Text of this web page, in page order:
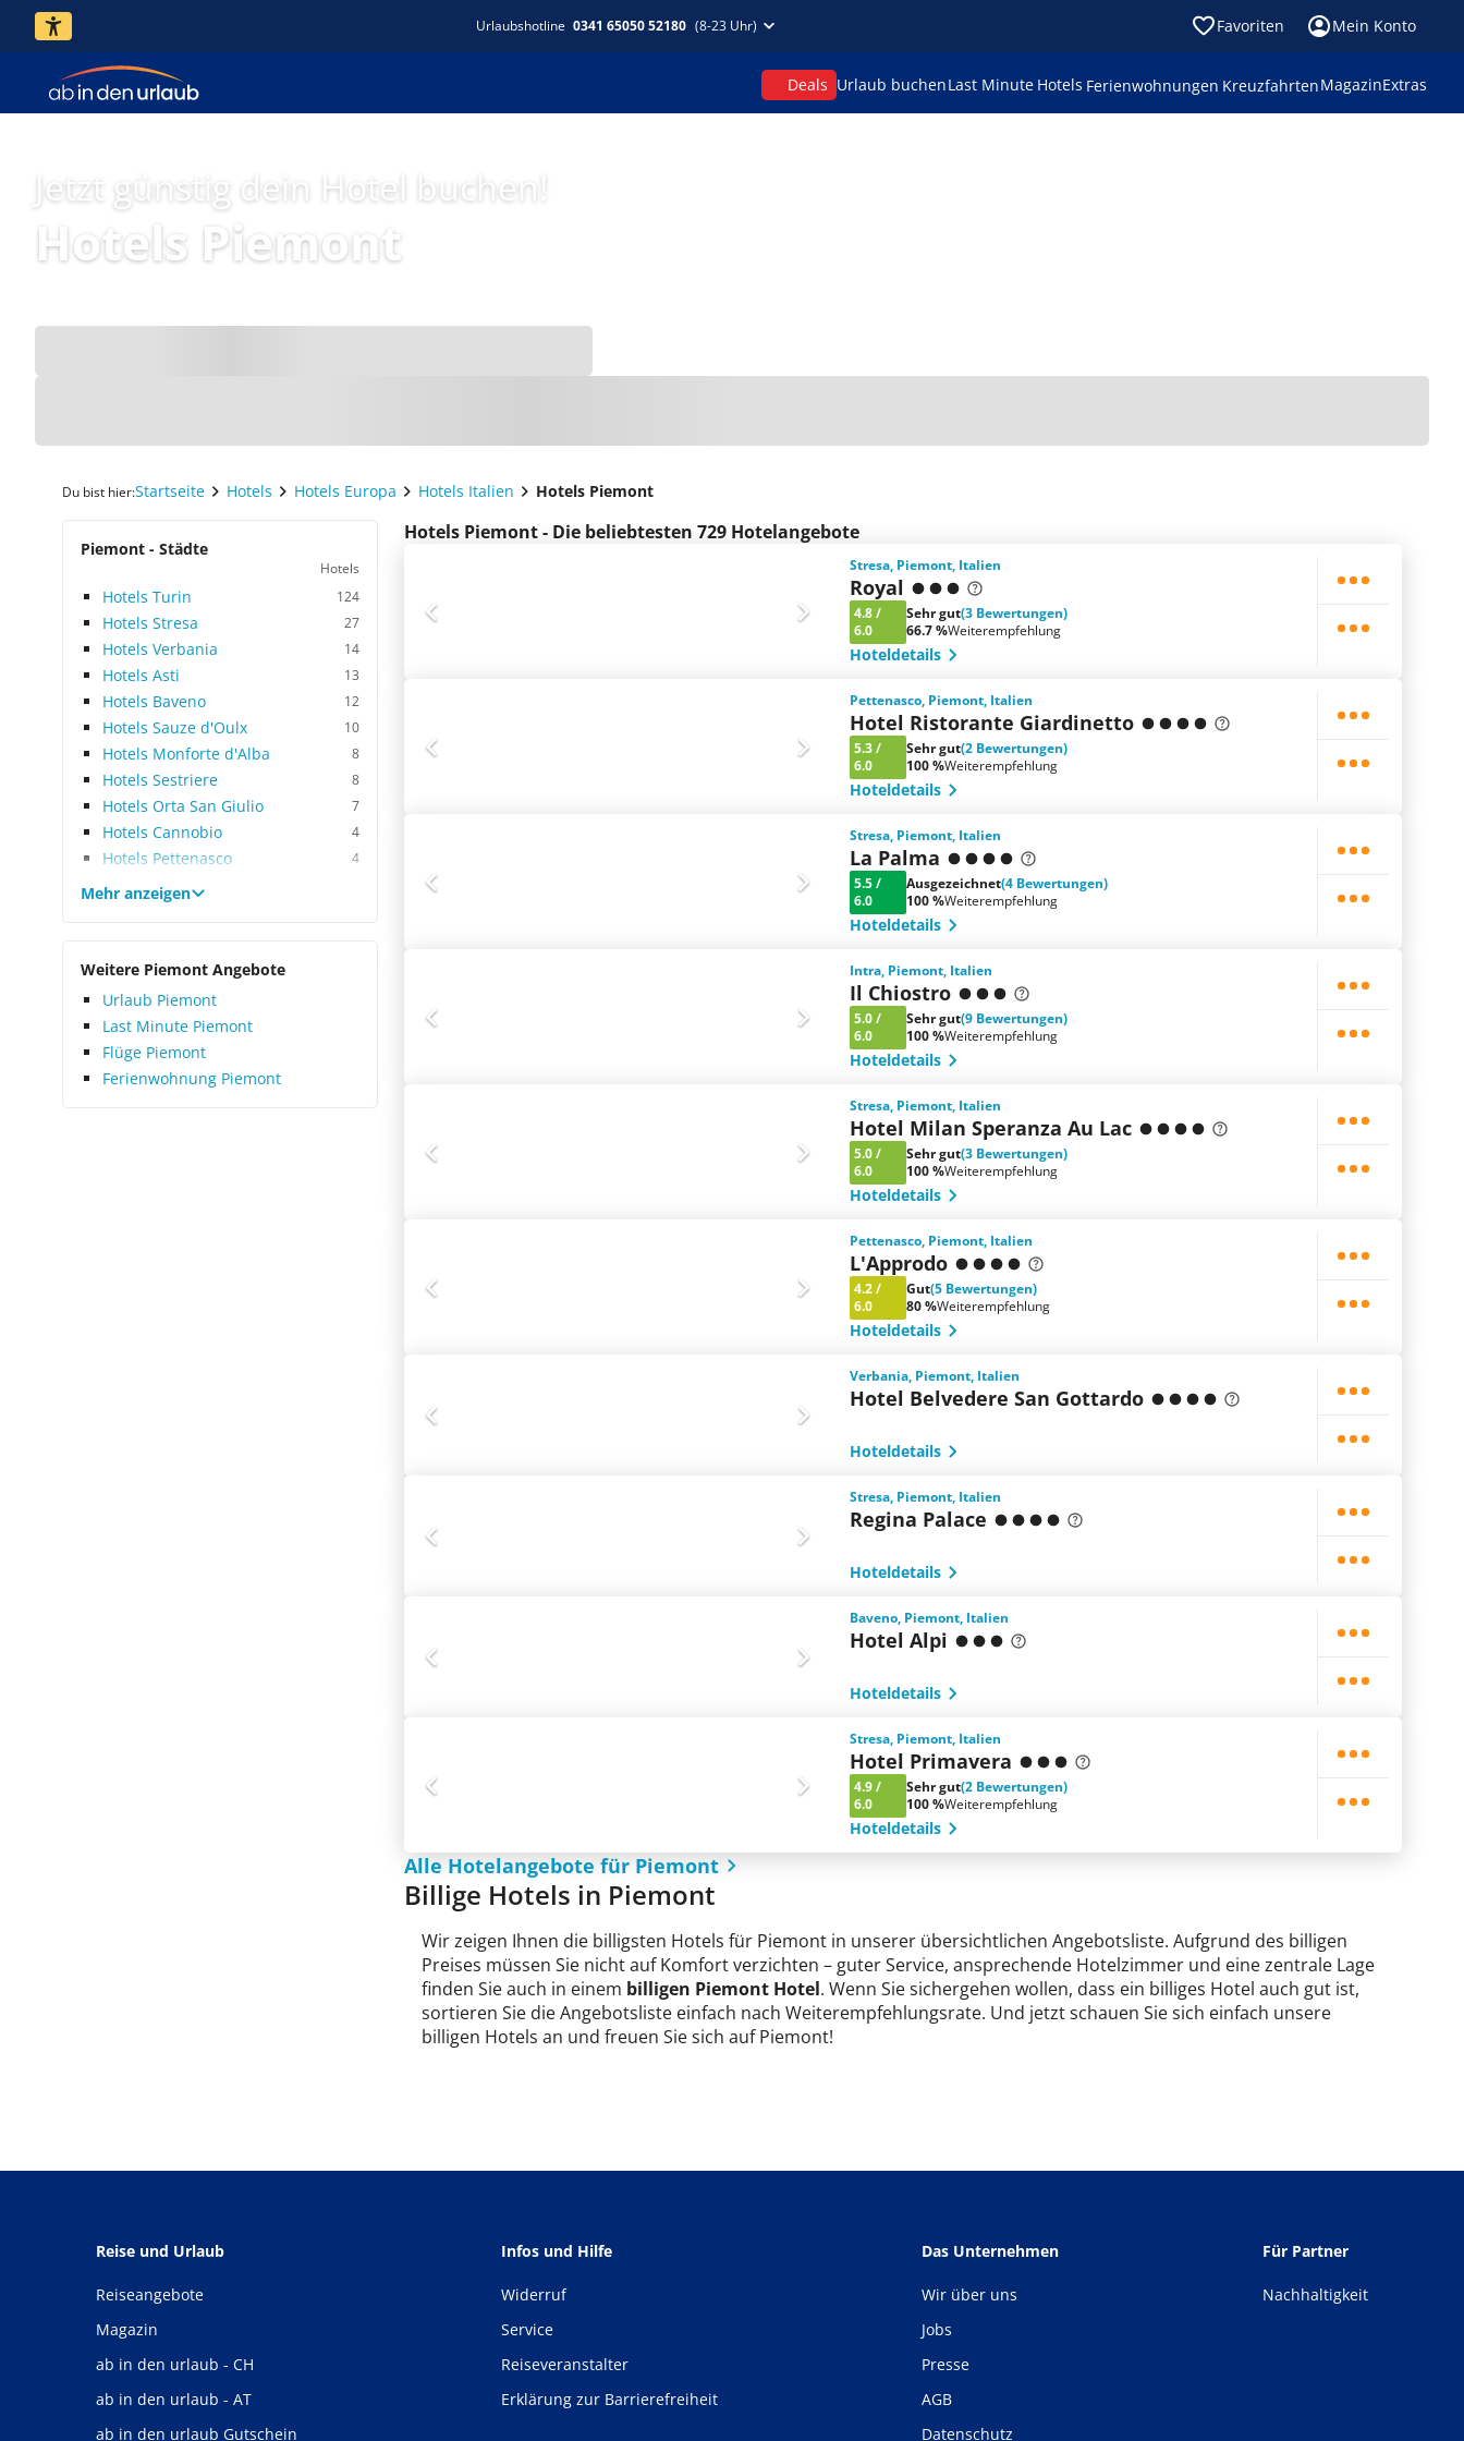
Urlaubshotline 0341 65050 52180 (8-23 Uhr) Favoriten Mein Konto
Deals Urlaub buchenLast Minute Hotels Ferienwohnungen KreuzfahrtenMagazinExtras
Jetzt günstig dein Hotel buchen!
Hotels Piemont
Du bist hier:Startseite Hotels Hotels Europa Hotels Italien Hotels Piemont
Piemont - Städte
Hotels
Hotels Turin 124
Hotels Stresa 27
Hotels Verbania 14
Hotels Asti 13
Hotels Baveno 12
Hotels Sauze d'Oulx 10
Hotels Monforte d'Alba 8
Hotels Sestriere 8
Hotels Orta San Giulio 7
Hotels Cannobio 4
Hotels Pettenasco 4
Mehr anzeigen
Weitere Piemont Angebote
Urlaub Piemont
Last Minute Piemont
Flüge Piemont
Ferienwohnung Piemont
Hotels Piemont - Die beliebtesten 729 Hotelangebote
Stresa, Piemont, Italien
Royal
4.8/
6.0
Sehr gut(3 Bewertungen)
66.7 %Weiterempfehlung
Hoteldetails
Pettenasco, Piemont, Italien
Hotel Ristorante Giardinetto
5.3/
6.0
Sehr gut(2 Bewertungen)
100 %Weiterempfehlung
Hoteldetails
Stresa, Piemont, Italien
La Palma
5.5/
6.0
Ausgezeichnet(4 Bewertungen)
100 %Weiterempfehlung
Hoteldetails
Intra, Piemont, Italien
Il Chiostro
5.0/
6.0
Sehr gut(9 Bewertungen)
100 %Weiterempfehlung
Hoteldetails
Stresa, Piemont, Italien
Hotel Milan Speranza Au Lac
5.0/
6.0
Sehr gut(3 Bewertungen)
100 %Weiterempfehlung
Hoteldetails
Pettenasco, Piemont, Italien
L'Approdo
4.2/
6.0
Gut(5 Bewertungen)
80 %Weiterempfehlung
Hoteldetails
Verbania, Piemont, Italien
Hotel Belvedere San Gottardo
Hoteldetails
Stresa, Piemont, Italien
Regina Palace
Hoteldetails
Baveno, Piemont, Italien
Hotel Alpi
Hoteldetails
Stresa, Piemont, Italien
Hotel Primavera
4.9/
6.0
Sehr gut(2 Bewertungen)
100 %Weiterempfehlung
Hoteldetails
Alle Hotelangebote für Piemont
Billige Hotels in Piemont
Wir zeigen Ihnen die billigsten Hotels für Piemont in unserer übersichtlichen Angebotsliste. Aufgrund des billigen
Preises müssen Sie nicht auf Komfort verzichten – guter Service, ansprechende Hotelzimmer und eine zentrale Lage
finden Sie auch in einem billigen Piemont Hotel. Wenn Sie sichergehen wollen, dass ein billiges Hotel auch gut ist,
sortieren Sie die Angebotsliste einfach nach Weiterempfehlungsrate. Und jetzt schauen Sie sich einfach unsere
billigen Hotels an und freuen Sie sich auf Piemont!
Reise und Urlaub
Reiseangebote
Magazin
ab in den urlaub - CH
ab in den urlaub - AT
ab in den urlaub Gutschein
Infos und Hilfe
Widerruf
Service
Reiseveranstalter
Erklärung zur Barrierefreiheit
Das Unternehmen
Wir über uns
Jobs
Presse
AGB
Datenschutz
Für Partner
Nachhaltigkeit